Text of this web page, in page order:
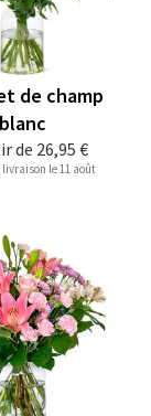
de 26,95 €
de champ
blanc
le 11 août